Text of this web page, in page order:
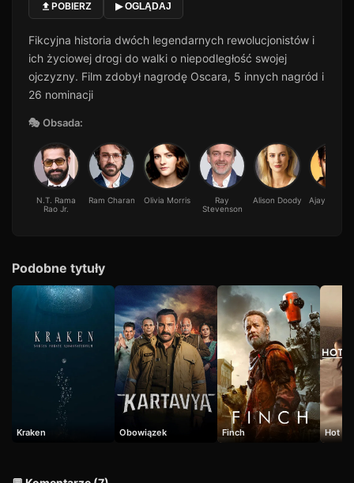
POBIERZ ▶ OGLĄDAJ
Fikcyjna historia dwóch legendarnych rewolucjonistów i
ich życiowej drogi do walki o niepodległość swojej
ojczyzny. Film zdobył nagrodę Oscara, 5 innych nagród i
26 nominacji
🎭 Obsada:
N.T. Rama
Rao Jr.
Ram Charan Olivia Morris
Ray
Stevenson
Alison Doody Ajay
Podobne tytuły
Kraken Obowiązek Finch Hot